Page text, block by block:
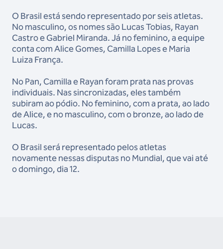
O Brasil está sendo representado por seis atletas.
No masculino, os nomes são Lucas Tobias, Rayan
Castro e Gabriel Miranda. Já no feminino, a equipe
conta com Alice Gomes, Camilla Lopes e Maria
Luiza França.
No Pan, Camilla e Rayan foram prata nas provas
individuais. Nas sincronizadas, eles também
subiram ao pódio. No feminino, com a prata, ao lado
de Alice, e no masculino, com o bronze, ao lado de
Lucas.
O Brasil será representado pelos atletas
novamente nessas disputas no Mundial, que vai até
o domingo, dia 12.